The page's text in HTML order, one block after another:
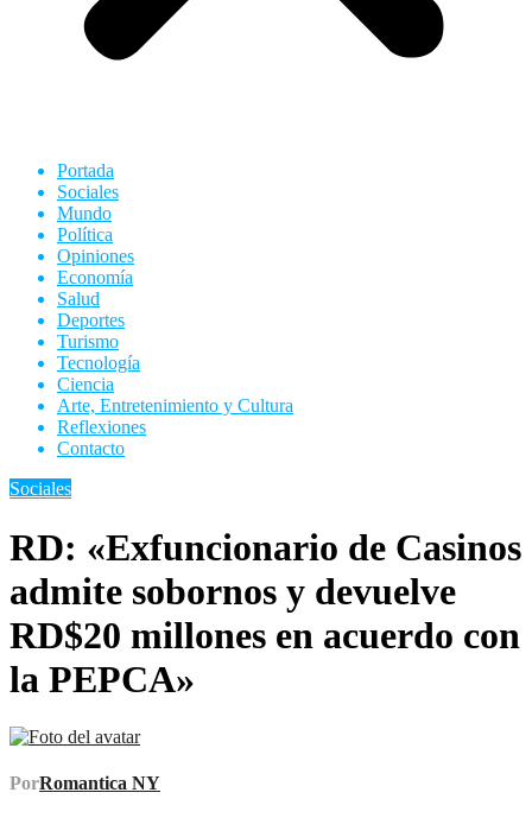
Portada
Sociales
Mundo
Política
Opiniones
Economía
Salud
Deportes
Turismo
Tecnología
Ciencia
Arte, Entretenimiento y Cultura
Reflexiones
Contacto
Sociales
RD: «Exfuncionario de Casinos
admite sobornos y devuelve
RD$20 millones en acuerdo con
la PEPCA»
PorRomantica NY